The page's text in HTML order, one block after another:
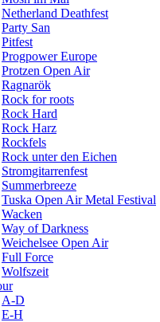
Netherland Deathfest
Party San
Pitfest
Progpower Europe
Protzen Open Air
Ragnarök
Rock for roots
Rock Hard
Rock Harz
Rockfels
Rock unter den Eichen
Stromgitarrenfest
Summerbreeze
Tuska Open Air Metal Festival
Wacken
Way of Darkness
Weichelsee Open Air
Full Force
Wolfszeit
A-D
E-H